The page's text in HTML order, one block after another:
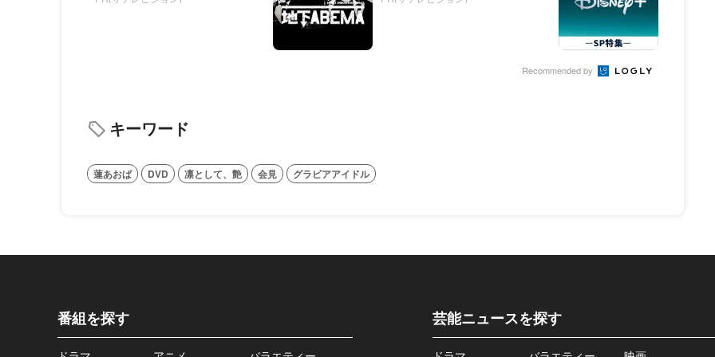
Recommended by
キーワード
蓮あおば DVD 凛として、艶 会見 グラビアアイドル
番組を探す 芸能ニュースを探す